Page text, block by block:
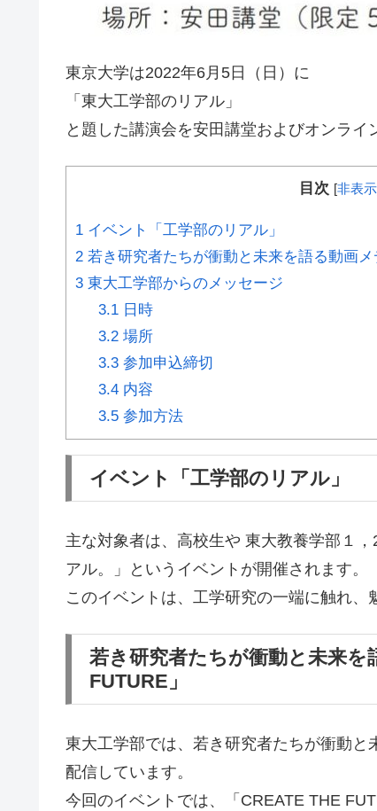
東京大学は2022年6月5日（日）に
「東大工学部のリアル」
と題した講演会を安田講堂およびオンライ
目次 [非表示
1 イベント「工学部のリアル」
2 若き研究者たちが衝動と未来を語る動画メ
3 東大工学部からのメッセージ
3.1日時
3.2場所
3.3参加申込締切
3.4内容
3.5参加方法
イベント「工学部のリアル」
主な対象者は、高校生や 東大教養学部１
アル。」というイベントが開催されます。
このイベントは、 工学研究の一端に触れ、
若き研究者たちが衝動と未来を
FUTURE」
東大工学部では、若き研究者たちが衝動と
配信しています。
今回のイベントでは、「CREATE THE